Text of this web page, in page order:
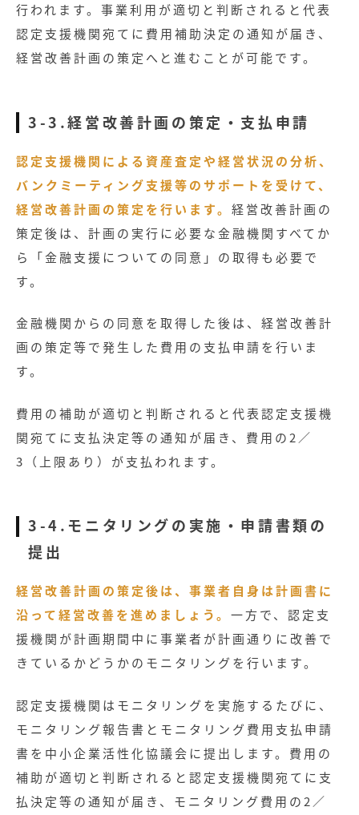
行われます。事業利用が適切と判断されると代表
認定支援機関宛てに費用補助決定の通知が届き、
経営改善計画の策定へと進むことが可能です。
3-3.経営改善計画の策定・支払申請
認定支援機関による資産査定や経営状況の分析、
バンクミーティング支援等のサポートを受けて、
経営改善計画の策定を行います。 経営改善計画の
策定後は、計画の実行に必要な金融機関すべてか
ら「金融支援についての同意」の取得も必要で
す。
金融機関からの同意を取得した後は、経営改善計
画の策定等で発生した費用の支払申請を行いま
す。
費用の補助が適切と判断されると代表認定支援機
関宛てに支払決定等の通知が届き、費用の2／
3（上限あり）が支払われます。
3-4.モニタリングの実施・申請書類の
提出
経営改善計画の策定後は、事業者自身は計画書に
沿って経営改善を進めましょう。 一方で、認定支
援機関が計画期間中に事業者が計画通りに改善で
きているかどうかのモニタリングを行います。
認定支援機関はモニタリングを実施するたびに、
モニタリング報告書とモニタリング費用支払申請
書を中小企業活性化協議会に提出します。費用の
補助が適切と判断されると認定支援機関宛てに支
払決定等の通知が届き、モニタリング費用の2／